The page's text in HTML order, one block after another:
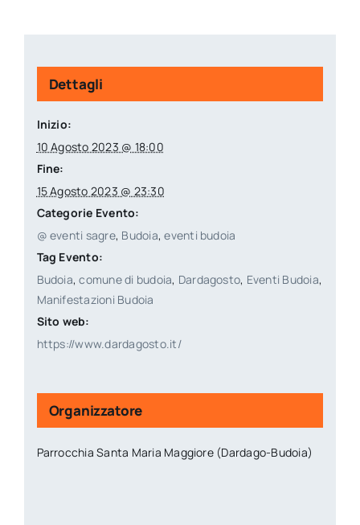
Dettagli
Inizio:
10 Agosto 2023 @ 18:00
Fine:
15 Agosto 2023 @ 23:30
Categorie Evento:
@ eventi sagre, Budoia,eventi budoia
Tag Evento:
Budoia,comune di budoia, Dardagosto, Eventi Budoia,
Manifestazioni Budoia
Sito web:
https://www.dardagosto.it/
Organizzatore
Parrocchia Santa Maria Maggiore (Dardago-Budoia)